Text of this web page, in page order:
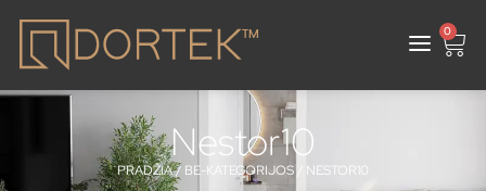
0
Nestor10
PRADŽIA/ BE-KATEGORIJOS / NESTOR10